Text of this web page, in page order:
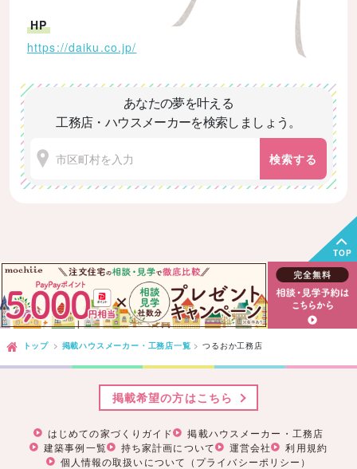
HP
https://daiku.co.jp/
あなたの夢を叶える
工務店・ハウスメーカーを検索しましょう。
検索する
TOP
トップ 掲載ハウスメーカー・工務店一覧 つるおか工務店
はじめての家づくりガイド
掲載ハウスメーカー・工務店
建築事例一覧
持ち家計画について 運営会社
利用規約
個人情報の取扱いについて（プライバシーポリシー）
掲載希望の方はこちら